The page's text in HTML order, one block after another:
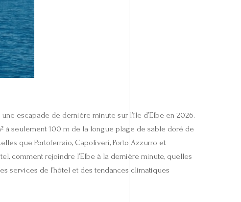
escapade de dernière minute sur l’île d’Elbe en 2026.
à seulement 100 m de la longue plage de sable doré de
que Portoferraio, Capoliveri, Porto Azzurro et
comment rejoindre l’Elbe à la dernière minute, quelles
services de l’hôtel et des tendances climatiques